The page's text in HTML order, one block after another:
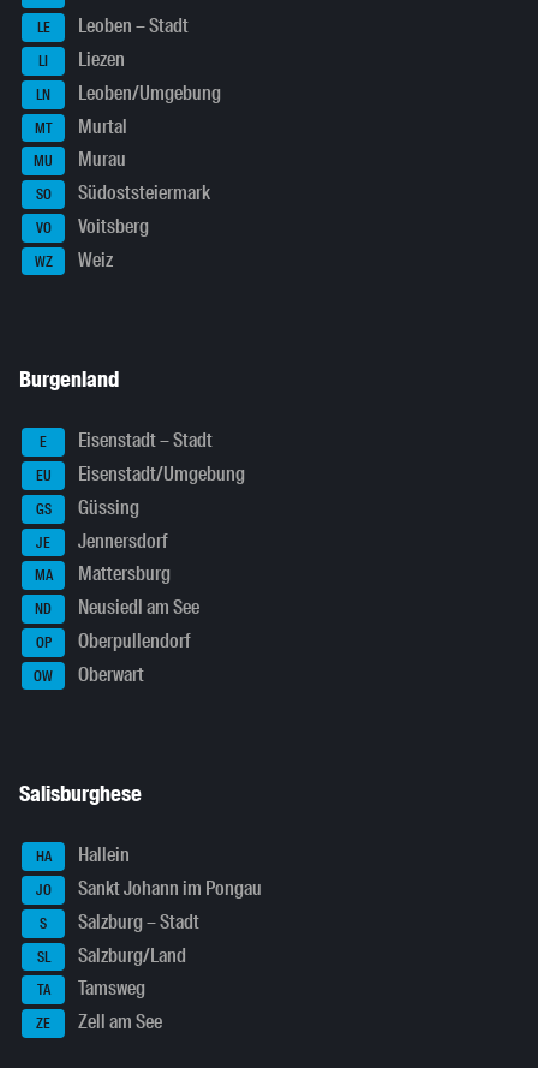
LE Leoben – Stadt
LI Liezen
LN Leoben/Umgebung
MT Murtal
MU Murau
SO Südoststeiermark
VO Voitsberg
WZ Weiz
Burgenland
E Eisenstadt – Stadt
EU Eisenstadt/Umgebung
GS Güssing
JE Jennersdorf
MA Mattersburg
ND Neusiedl am See
OP Oberpullendorf
OW Oberwart
Salisburghese
HA Hallein
JO Sankt Johann im Pongau
S Salzburg – Stadt
SL Salzburg/Land
TA Tamsweg
ZE Zell am See